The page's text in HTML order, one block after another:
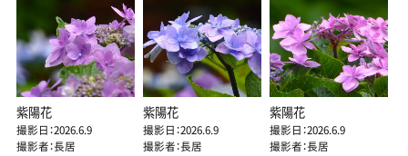
紫陽花
撮影日：2026.6.9
撮影者：長居
紫陽花
撮影日：2026.6.9
撮影者：長居
紫陽花
撮影日：2026.6.9
撮影者：長居